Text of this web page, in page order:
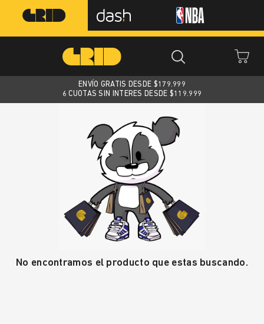
ENVÍO GRATIS DESDE $179.999
6 CUOTAS SIN INTERES DESDE $119.999
No encontramos el producto que estas buscando.